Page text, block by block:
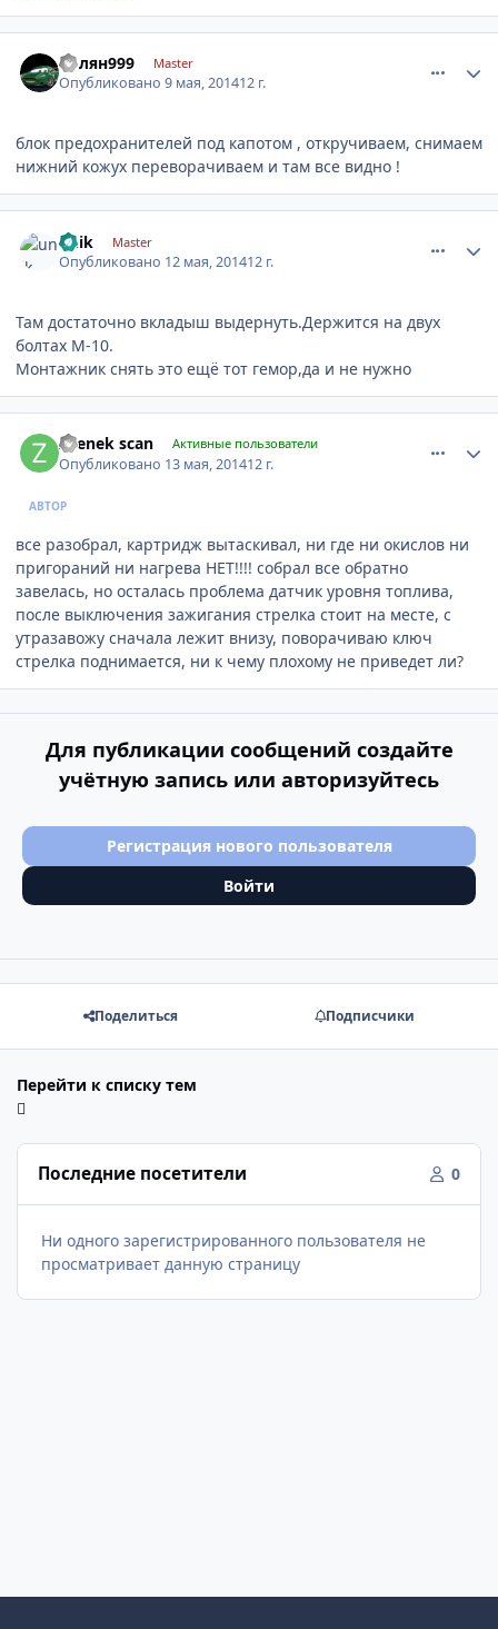
Колян999 Master
Опубликовано9 мая, 201412 г.
блок предохранителей под капотом , откручиваем, снимаем
нижний кожух переворачиваем и там все видно !
unik Master
Опубликовано 12 мая, 201412 г.
Там достаточно вкладыш выдернуть.Держится на двух
болтах М-10.
Монтажник снять это ещё тот гемор,да и не нужно
zhenek scan Активные пользователи
Опубликовано 13 мая, 201412 г.
АВТОР
все разобрал, картридж вытаскивал, ни где ни окислов ни
пригораний ни нагрева НЕТ!!!! собрал все обратно
завелась, но осталась проблема датчик уровня топлива,
после выключения зажигания стрелка стоит на месте, с
утразавожу сначала лежит внизу, поворачиваю ключ
стрелка поднимается, ни к чему плохому не приведет ли?
Для публикации сообщений создайте
учётную запись или авторизуйтесь
Регистрация нового пользователя
Войти
Поделиться Подписчики
Перейти к списку тем
Последние посетители 0
Ни одного зарегистрированного пользователя не
просматривает данную страницу